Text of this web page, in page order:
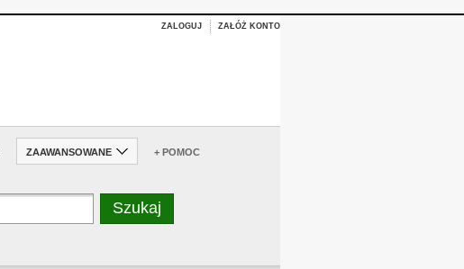
ZALOGUJ ZAŁÓŻ KONTO
ZAAWANSOWANE + POMOC